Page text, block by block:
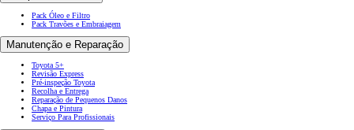
Pack Óleo e Filtro
Pack Travões e Embraiagem
Manutenção e Reparação
Toyota 5+
Revisão Express
Pré-inspeção Toyota
Recolha e Entrega
Reparação de Pequenos Danos
Chapa e Pintura
Serviço Para Profissionais